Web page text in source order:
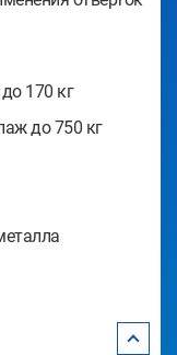
170 кг
до 750 кг